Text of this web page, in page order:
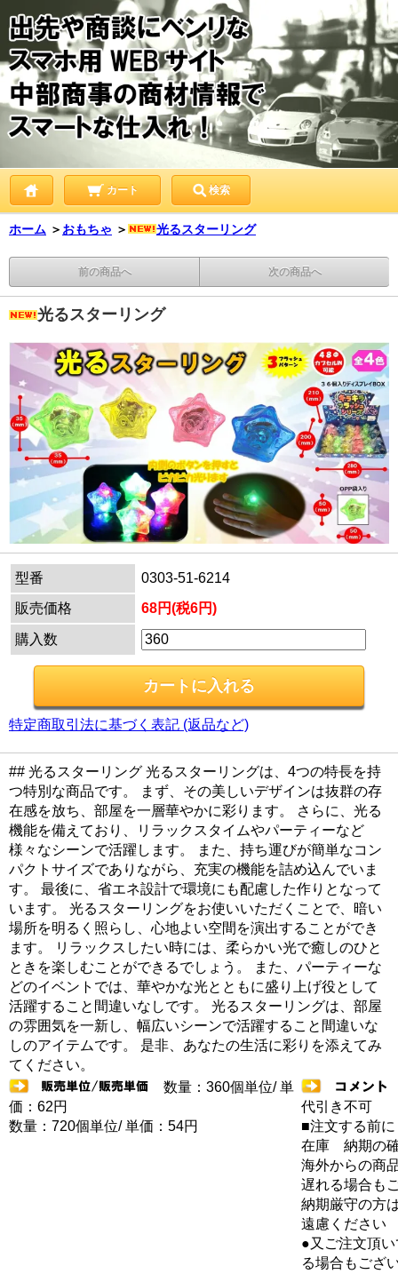
カート 検索
ホーム ＞ おもちゃ ＞ 光るスターリング
前の商品へ 次の商品へ
光るスターリング
型番
0303-51-6214
販売価格
68円(税6円)
購入数
特定商取引法に基づく表記 (返品など)
## 光るスターリング 光るスターリングは、4つの特長を持
つ特別な商品です。 まず、その美しいデザインは抜群の存
在感を放ち、部屋を一層華やかに彩ります。 さらに、光る
機能を備えており、リラックスタイムやパーティーなど
様々なシーンで活躍します。 また、持ち運びが簡単なコン
パクトサイズでありながら、充実の機能を詰め込んでいま
す。 最後に、省エネ設計で環境にも配慮した作りとなって
います。 光るスターリングをお使いいただくことで、暗い
場所を明るく照らし、心地よい空間を演出することができ
ます。 リラックスしたい時には、柔らかい光で癒しのひと
ときを楽しむことができるでしょう。 また、パーティーな
どのイベントでは、華やかな光とともに盛り上げ役として
活躍すること間違いなしです。 光るスターリングは、部屋
の雰囲気を一新し、幅広いシーンで活躍すること間違いな
しのアイテムです。 是非、あなたの生活に彩りを添えてみ
てください。
数量：360個単位/ 単
価：62円
数量：720個単位/ 単価：54円
代引き不可
■注文する前に
在庫 納期の
海外からの商
遅れる場合も
納期厳守の方
遠慮ください
●又ご注文頂
る場合もござ